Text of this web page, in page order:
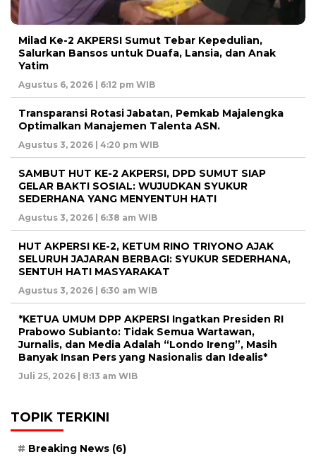
Milad Ke-2 AKPERSI Sumut Tebar Kepedulian,
Salurkan Bansos untuk Duafa, Lansia, dan Anak
Yatim
Agustus 6, 2026 | 6:12 pm WIB
Transparansi Rotasi Jabatan, Pemkab Majalengka
Optimalkan Manajemen Talenta ASN.
Agustus 3, 2026 | 4:20 pm WIB
SAMBUT HUT KE-2 AKPERSI, DPD SUMUT SIAP
GELAR BAKTI SOSIAL: WUJUDKAN SYUKUR
SEDERHANA YANG MENYENTUH HATI
Agustus 3, 2026 | 6:38 am WIB
HUT AKPERSI KE-2, KETUM RINO TRIYONO AJAK
SELURUH JAJARAN BERBAGI: SYUKUR SEDERHANA,
SENTUH HATI MASYARAKAT
Agustus 3, 2026 | 6:30 am WIB
*KETUA UMUM DPP AKPERSI Ingatkan Presiden RI
Prabowo Subianto: Tidak Semua Wartawan,
Jurnalis, dan Media Adalah “Londo Ireng”, Masih
Banyak Insan Pers yang Nasionalis dan Idealis*
Juli 25, 2026 | 8:13 am WIB
TOPIK TERKINI
Breaking News (6)